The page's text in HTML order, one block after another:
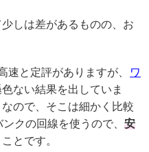
しは差があるものの、お
速と定評がありますが、
ワ
ない結果を出していま
ので、そこは細かく比較
クの回線を使うので、 安
とです。